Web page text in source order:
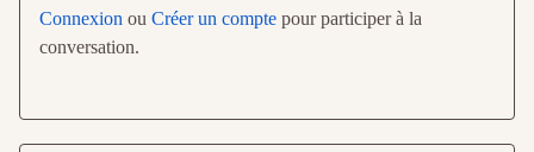
Connexion ou Créer un compte pour participer à la
conversation.